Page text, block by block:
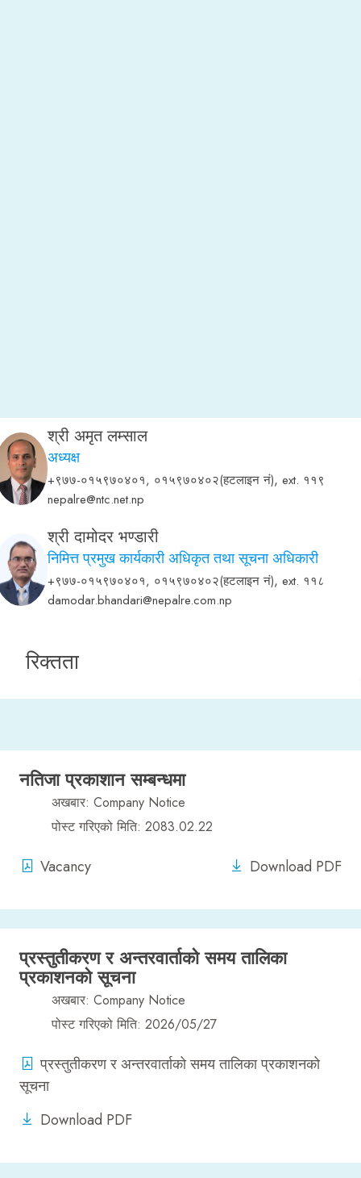
श्री अमृत लम्साल
अध्यक्ष
+९७७-०१५९७०४०१, ०१५९७०४०२(हटलाइन नं),ext. ११९
nepalre@ntc.net.np
श्री दामोदर भण्डारी
निमित्त प्रमुख कार्यकारी अधिकृत तथा सूचना अधिकारी
+९७७-०१५९७०४०१, ०१५९७०४०२(हटलाइन नं),ext. ११८
damodar.bhandari@nepalre.com.np
रिक्तता
नतिजा प्रकाशान सम्बन्धमा
अखबार: Company Notice
पोस्ट गरिएको मिति: 2083.02.22
Vacancy Download PDF
प्रस्तुतीकरण र अन्तरवार्ताको समय तालिका
प्रकाशनको सूचना
अखबार: Company Notice
पोस्ट गरिएको मिति: 2026/05/27
प्रस्तुतीकरण र अन्तरवार्ताको समय तालिका प्रकाशनको
सूचना
Download PDF